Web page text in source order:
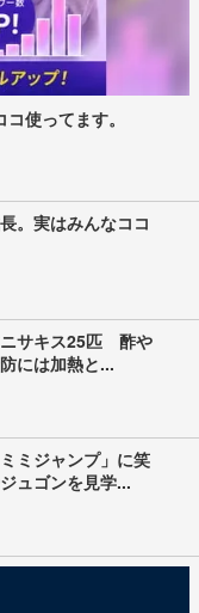
使ってます。
。実はみんなココ
ニサキス25匹 酢や
には加熱と...
ミジャンプ」に笑
ュゴンを見学...